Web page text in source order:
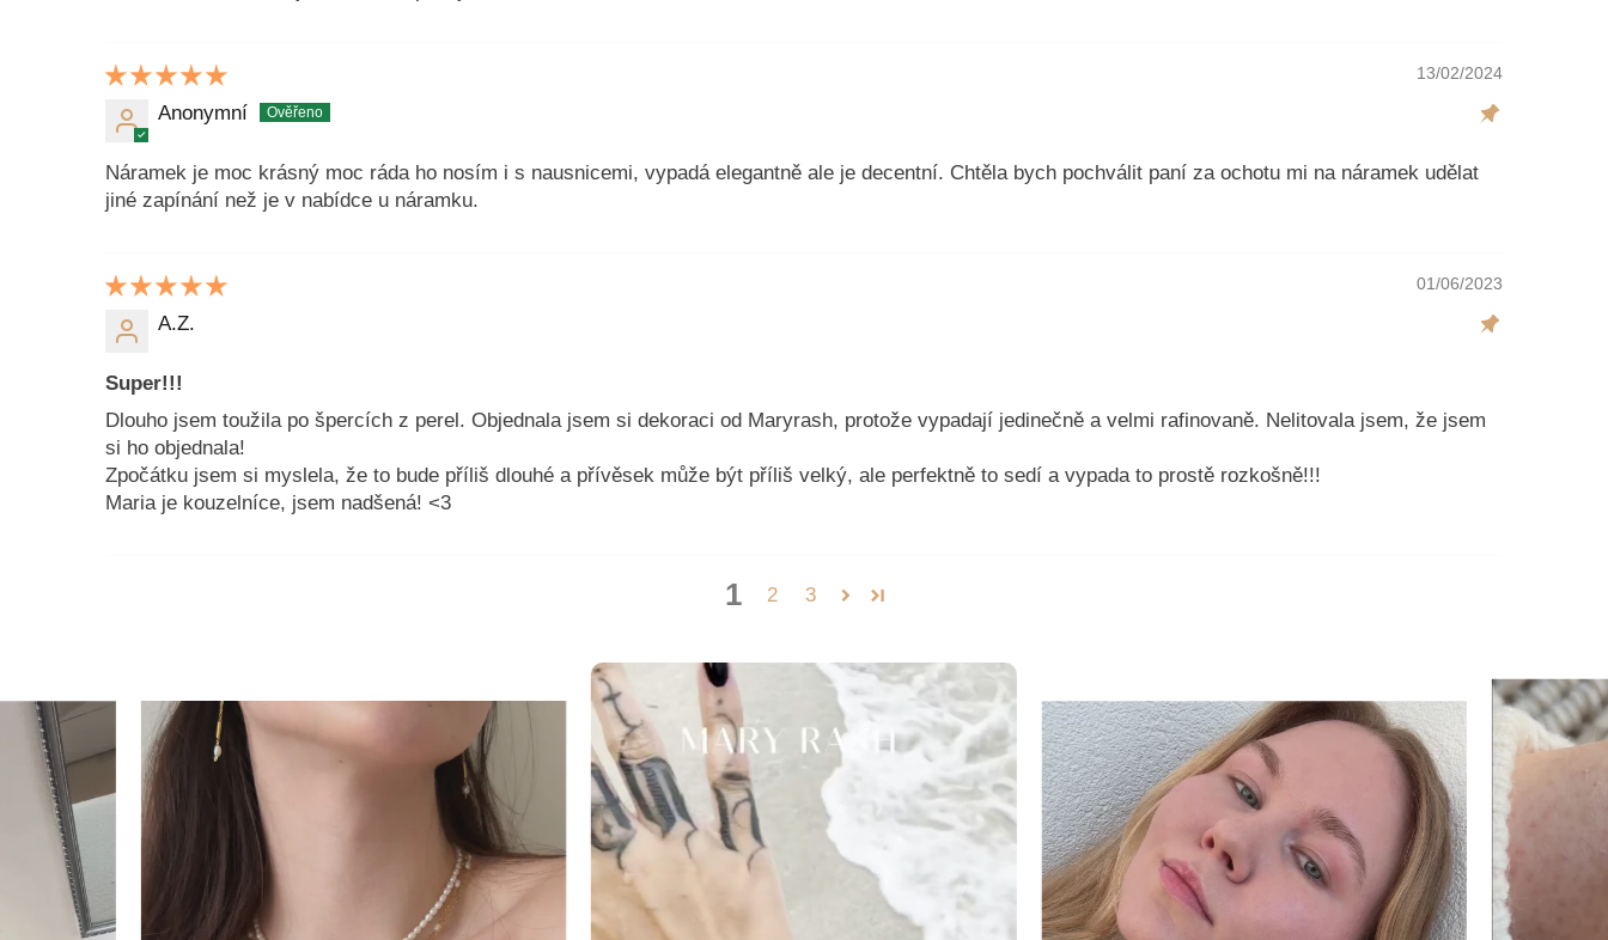
13/02/2024
Anonymní
Náramek je moc krásný moc ráda ho nosím i s nausnicemi, vypadá elegantně ale je decentní. Chtěla bych pochválit paní za ochotu mi na náramek udělat
jiné zapínání než je v nabídce u náramku.
01/06/2023
A.Z.
Super!!!
Dlouho jsem toužila po špercích z perel. Objednala jsem si dekoraci od Maryrash, protože vypadají jedinečně a velmi rafinovaně. Nelitovala jsem, že jsem
si ho objednala!
Zpočátku jsem si myslela, že to bude příliš dlouhé a přívěsek může být příliš velký, ale perfektně to sedí a vypada to prostě rozkošně!!!
Maria je kouzelníce, jsem nadšená! <3
1 2 3